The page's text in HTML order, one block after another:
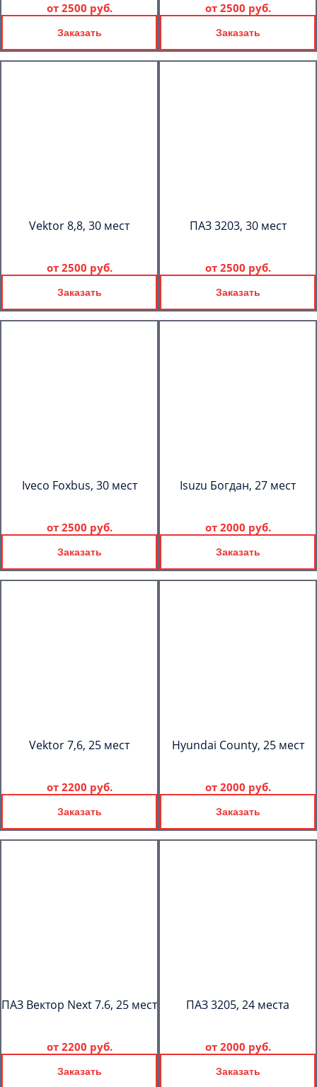
от 2500 руб.
Заказать
от 2500 руб.
Заказать
Vektor 8,8, 30 мест
от 2500 руб.
Заказать
ПАЗ 3203, 30 мест
от 2500 руб.
Заказать
Iveco Foxbus, 30 мест
от 2500 руб.
Заказать
Isuzu Богдан, 27 мест
от 2000 руб.
Заказать
Vektor 7,6, 25 мест
от 2200 руб.
Заказать
Hyundai County, 25 мест
от 2000 руб.
Заказать
ПАЗ Вектор Next 7.6, 25 мест
от 2200 руб.
Заказать
ПАЗ 3205, 24 места
от 2000 руб.
Заказать